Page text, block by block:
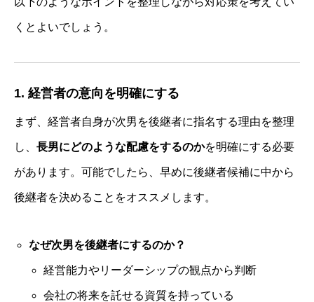
くとよいでしょう。
1. 経営者の意向を明確にする
まず、経営者自身が次男を後継者に指名する理由を整理
し、 長男にどのような配慮をするのかを明確にする必要
があります。可能でしたら、早めに後継者候補に中から
後継者を決めることをオススメします。
なぜ次男を後継者にするのか？
経営能力やリーダーシップの観点から判断
会社の将来を託せる資質を持っている